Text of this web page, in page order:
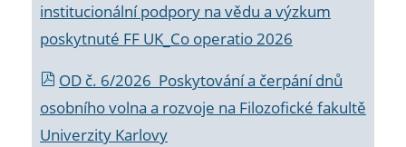
institucionální podpory na vědu a výzkum
poskytnuté FF UK_Co operatio 2026
OD č. 6/2026 Poskytování a čerpání dnů
osobního volna a rozvoje na Filozofické fakultě
Univerzity Karlovy